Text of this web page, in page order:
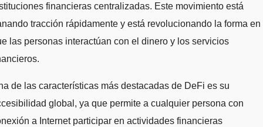
financieras centralizadas. Este movimiento está
tracción rápidamente y está revolucionando la forma en
las personas interactúan con el dinero y los servicios
de las características más destacadas de DeFi es su
global, ya que permite a cualquier persona con
a Internet participar en actividades financieras